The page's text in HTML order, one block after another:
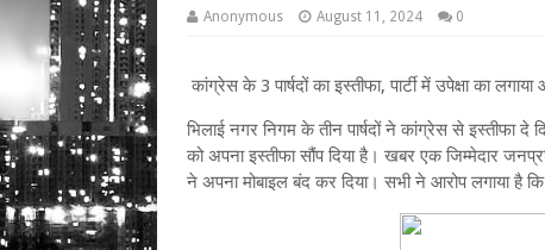
Anonymous August 11, 2024 0
कांग्रेस के 3 पार्षदों का इस्तीफा, पार्टी में उपेक्षा का लगाया
भिलाई नगर निगम के तीन पार्षदों ने कांग्रेस से इस्तीफा
को अपना इस्तीफा सौंप दिया है। खबर एक जिम्मेदार
ने अपना मोबाइल बंद कर दिया। सभी ने आरोप लगाया है कि